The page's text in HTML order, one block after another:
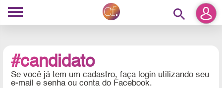
search
#candidato
Se você já tem um cadastro, faça login utilizando seu
e-mail e senha ou conta do Facebook.